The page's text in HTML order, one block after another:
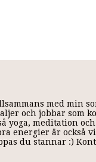
med min
och jobbar som
yoga, meditation
energier är
du stannar :)